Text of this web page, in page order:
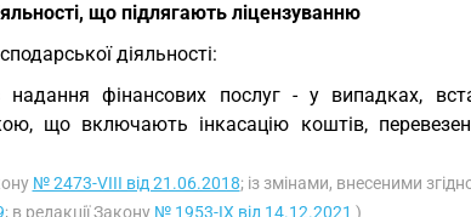
що підлягають ліцензуванню
діяльності:
надання фінансових послуг - у випадках,
що включають інкасацію коштів,
№ 2473-VIII від 21.06.2018; із змінами, внесеними
; в редакції Закону № 1953-IX від 14.12.2021 )